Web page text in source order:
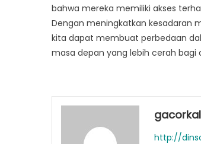
bahwa mereka memiliki akses
Dengan meningkatkan kesadaran
kita dapat membuat perbedaan
masa depan yang lebih cerah bagi
http://